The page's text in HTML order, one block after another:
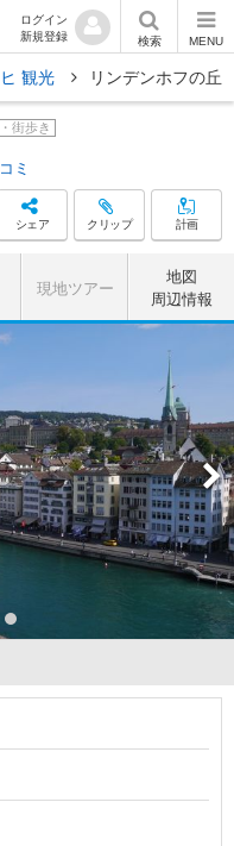
ログイン
新規登録
検索 MENU
観光 リンデンホフの丘
街歩き
ミ
シェア クリップ 計画
現地ツアー
地図
周辺情報